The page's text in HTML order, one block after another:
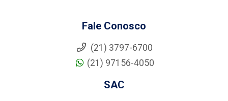
Fale Conosco
(21) 3797-6700
(21) 97156-4050
SAC